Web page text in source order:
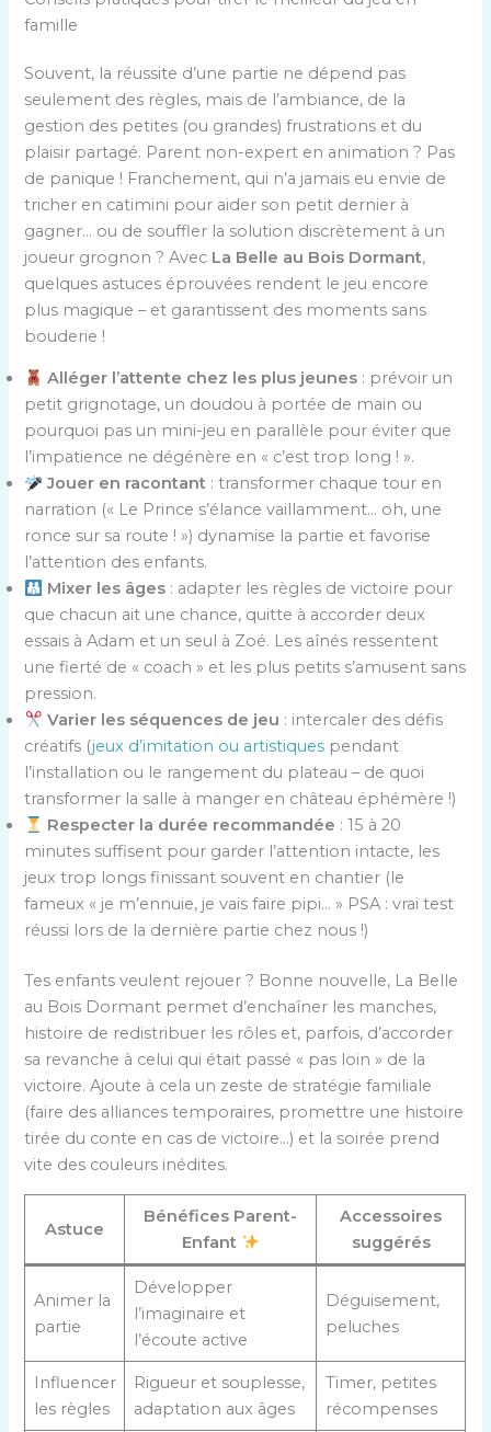
famille
Souvent, la réussite d’une partie ne dépend pas
seulement des règles, mais de l’ambiance, de la
gestion des petites (ou grandes) frustrations et du
plaisir partagé. Parent non-expert en animation ? Pas
de panique ! Franchement, qui n’a jamais eu envie de
tricher en catimini pour aider son petit dernier à
gagner… ou de souffler la solution discrètement à un
joueur grognon ? Avec La Belle au Bois Dormant,
quelques astuces éprouvées rendent le jeu encore
plus magique – et garantissent des moments sans
bouderie !
Alléger l’attente chez les plus jeunes : prévoir un
petit grignotage, un doudou à portée de main ou
pourquoi pas un mini-jeu en parallèle pour éviter que
l’impatience ne dégénère en « c’est trop long ! ».
Jouer en racontant : transformer chaque tour en
narration (« Le Prince s’élance vaillamment… oh, une
ronce sur sa route ! ») dynamise la partie et favorise
l’attention des enfants.
Mixer les âges : adapter les règles de victoire pour
que chacun ait une chance, quitte à accorder deux
essais à Adam et un seul à Zoé. Les aînés ressentent
une fierté de « coach » et les plus petits s’amusent sans
pression.
Varier les séquences de jeu : intercaler des défis
créatifs (jeux d’imitation ou artistiques pendant
l’installation ou le rangement du plateau – de quoi
transformer la salle à manger en château éphémère !)
Respecter la durée recommandée : 15 à 20
minutes suffisent pour garder l’attention intacte, les
jeux trop longs finissant souvent en chantier (le
fameux « je m’ennuie, je vais faire pipi… » PSA : vrai test
réussi lors de la dernière partie chez nous !)
Tes enfants veulent rejouer ? Bonne nouvelle, La Belle
au Bois Dormant permet d’enchaîner les manches,
histoire de redistribuer les rôles et, parfois, d’accorder
sa revanche à celui qui était passé « pas loin » de la
victoire. Ajoute à cela un zeste de stratégie familiale
(faire des alliances temporaires, promettre une histoire
tirée du conte en cas de victoire…) et la soirée prend
vite des couleurs inédites.
Astuce
Bénéfices Parent-
Enfant
Accessoires
suggérés
Animer la
partie
Développer
l’imaginaire et
l’écoute active
Déguisement,
peluches
Influencer
les règles
Rigueur et souplesse,
adaptation aux âges
Timer, petites
récompenses